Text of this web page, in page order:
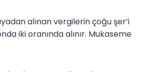
alınan vergilerin çoğu şer’i
iki oranında alınır. Mukaseme